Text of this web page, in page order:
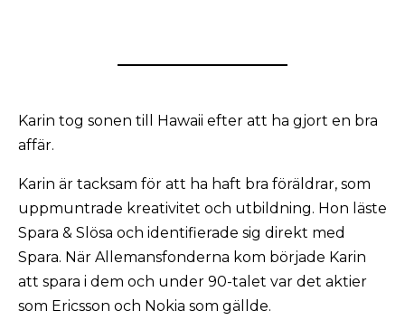
Karin tog sonen till Hawaii efter att ha gjort en bra
affär.
Karin är tacksam för att ha haft bra föräldrar, som
uppmuntrade kreativitet och utbildning. Hon läste
Spara & Slösa och identifierade sig direkt med
Spara. När Allemansfonderna kom började Karin
att spara i dem och under 90-talet var det aktier
som Ericsson och Nokia som gällde.